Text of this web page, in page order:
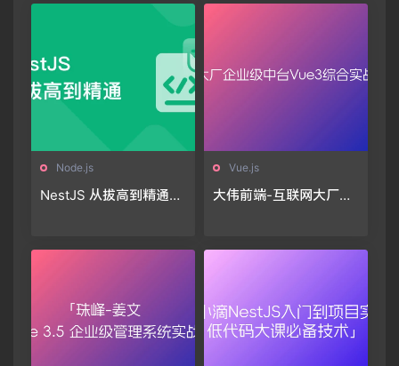
Node.js
NestJS 从拔高到精通，
Vue.js
大伟前端-互联网大厂企